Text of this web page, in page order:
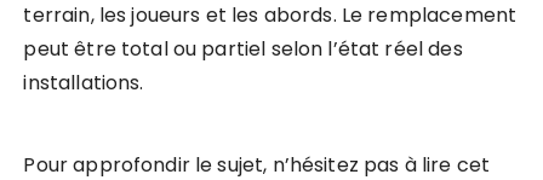
terrain, les joueurs et les abords. Le remplacement
peut être total ou partiel selon l’état réel des
installations.
Pour approfondir le sujet, n’hésitez pas à lire cet